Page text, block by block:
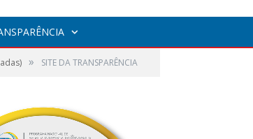
» SITE DA TRANSPARÊNCIA